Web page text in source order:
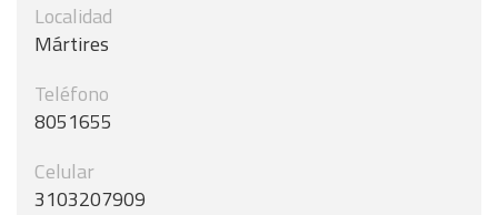
Localidad
Mártires
Teléfono
8051655
Celular
3103207909